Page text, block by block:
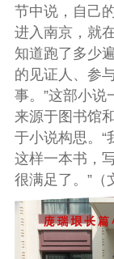
节中说，自己
进入南京，就
知道跑了多少
的见证人、参
事。”这部小说
来源于图书馆
于小说构思。“
这样一本书，
很满足了。”（